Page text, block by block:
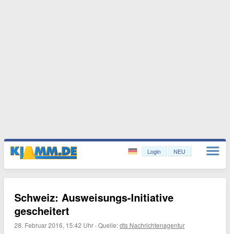
Login NEU
Schweiz: Ausweisungs-Initiative
gescheitert
28. Februar 2016, 15:42 Uhr ·Quelle:dts Nachrichtenagentur